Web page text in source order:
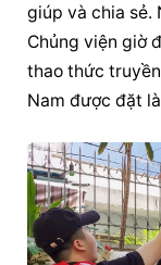
giúp và chia sẻ.
Chủng viện giờ
thao thức
Nam được đặt